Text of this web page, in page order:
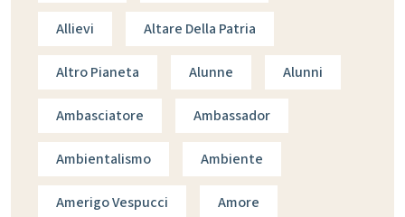
Allievi Altare Della Patria
Altro Pianeta Alunne Alunni
Ambasciatore Ambassador
Ambientalismo Ambiente
Amerigo Vespucci Amore